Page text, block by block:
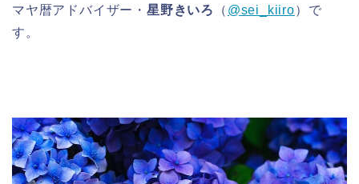
マヤ暦アドバイザー・ 星野きいろ （ @sei_kiiro）で
す。